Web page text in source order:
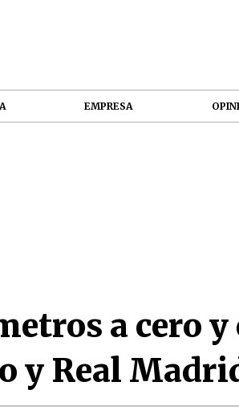
EMPRESA
a cero
y Real